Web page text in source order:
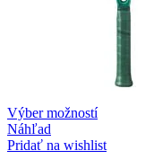
Výber možnostíTento
má
Náhľad
Pridať na wishlist